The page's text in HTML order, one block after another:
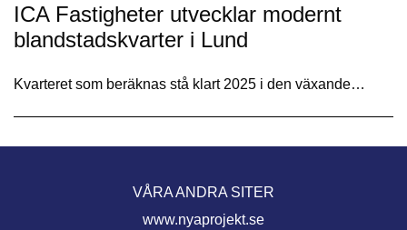
ICA Fastigheter utvecklar modernt
blandstadskvarter i Lund
Kvarteret som beräknas stå klart 2025 i den växande…
VÅRA ANDRA SITER
www.nyaprojekt.se